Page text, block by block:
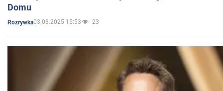
Domu
Rozrywka03.03.2025 15:53 23